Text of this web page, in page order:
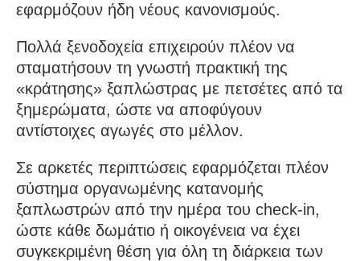
εφαρμόζουν ήδη νέους κανονισμούς.
Πολλά ξενοδοχεία επιχειρούν πλέον να
σταματήσουν τη γνωστή πρακτική της
«κράτησης» ξαπλώστρας με πετσέτες από τα
ξημερώματα, ώστε να αποφύγουν
αντίστοιχες αγωγές στο μέλλον.
Σε αρκετές περιπτώσεις εφαρμόζεται πλέον
σύστημα οργανωμένης κατανομής
ξαπλωστρών από την ημέρα του check-in,
ώστε κάθε δωμάτιο ή οικογένεια να έχει
συγκεκριμένη θέση για όλη τη διάρκεια των